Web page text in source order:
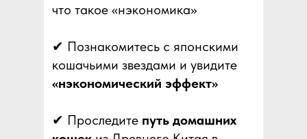
что такое «нэкономика»
✔ Познакомитесь с японскими
кошачьими звездами и увидите
«нэкономический эффект»
✔ Проследите путь домашних